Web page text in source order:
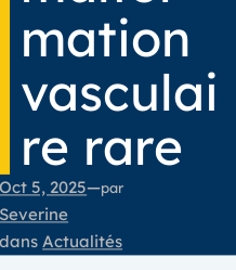
mation
vasculai
re rare
Oct 5, 2025—par
Severine
dansActualités